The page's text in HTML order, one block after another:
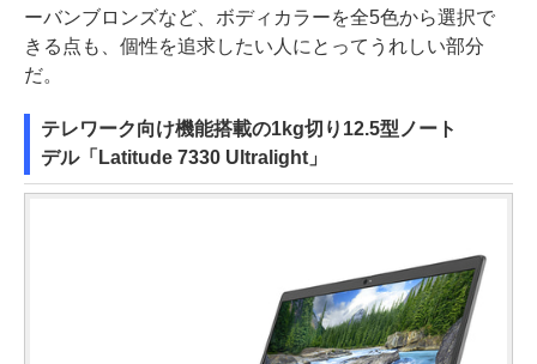
ーバンブロンズなど、ボディカラーを全5色から選択で
きる点も、個性を追求したい人にとってうれしい部分
だ。
テレワーク向け機能搭載の1kg切り12.5型ノート
デル「Latitude 7330 Ultralight」